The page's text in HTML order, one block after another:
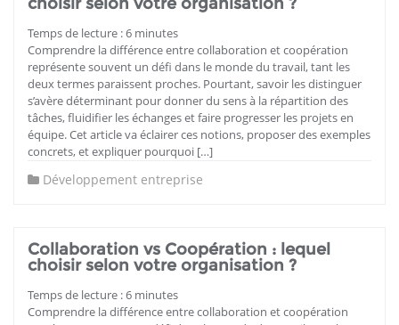
Temps de lecture :6 minutes
Comprendre la différence entre collaboration et coopération
représente souvent un défi dans le monde du travail, tant les
deux termes paraissent proches. Pourtant, savoir les distinguer
s’avère déterminant pour donner du sens à la répartition des
tâches, fluidifier les échanges et faire progresser les projets en
équipe. Cet article va éclairer ces notions, proposer des exemples
concrets, et expliquer pourquoi […]
Développement entreprise
Collaboration vs Coopération : lequel
choisir selon votre organisation ?
Temps de lecture :6 minutes
Comprendre la différence entre collaboration et coopération